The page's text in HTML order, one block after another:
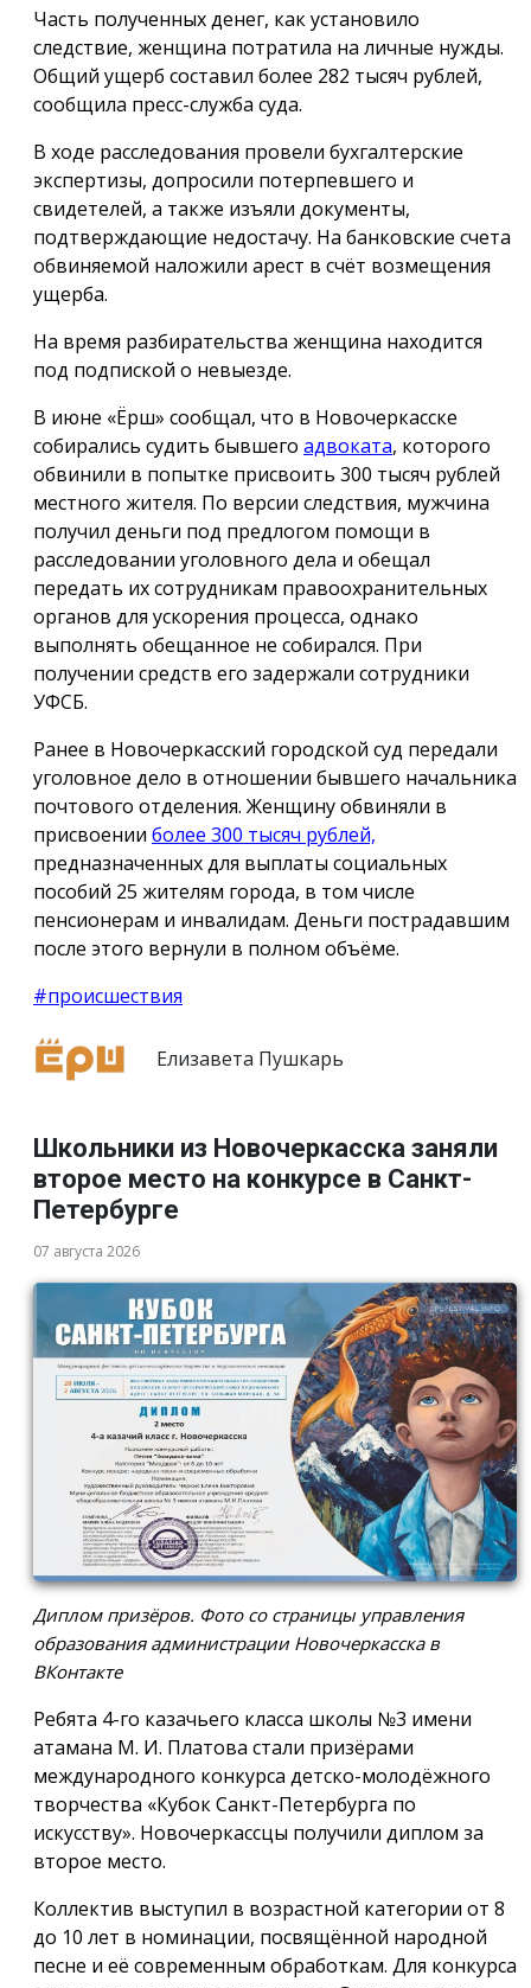
Часть полученных денег, как установило
следствие, женщина потратила на личные нужды.
Общий ущерб составил более 282 тысяч рублей,
сообщила пресс-служба суда.
В ходе расследования провели бухгалтерские
экспертизы, допросили потерпевшего и
свидетелей, а также изъяли документы,
подтверждающие недостачу. На банковские счета
обвиняемой наложили арест в счёт возмещения
ущерба.
На время разбирательства женщина находится
под подпиской о невыезде.
В июне «Ёрш» сообщал, что в Новочеркасске
собирались судить бывшего адвоката, которого
обвинили в попытке присвоить 300 тысяч рублей
местного жителя. По версии следствия, мужчина
получил деньги под предлогом помощи в
расследовании уголовного дела и обещал
передать их сотрудникам правоохранительных
органов для ускорения процесса, однако
выполнять обещанное не собирался. При
получении средств его задержали сотрудники
УФСБ.
Ранее в Новочеркасский городской суд передали
уголовное дело в отношении бывшего начальника
почтового отделения. Женщину обвиняли в
присвоении более 300 тысяч рублей,
предназначенных для выплаты социальных
пособий 25 жителям города, в том числе
пенсионерам и инвалидам. Деньги пострадавшим
после этого вернули в полном объёме.
#происшествия
Елизавета Пушкарь
Школьники из Новочеркасска заняли
второе место на конкурсе в Санкт-
Петербурге
07 августа 2026
Диплом призёров. Фото со страницы управления
образования администрации Новочеркасска в
ВКонтакте
Ребята 4-го казачьего класса школы №3 имени
атамана М. И. Платова стали призёрами
международного конкурса детско-молодёжного
творчества «Кубок Санкт-Петербурга по
искусству». Новочеркассцы получили диплом за
второе место.
Коллектив выступил в возрастной категории от 8
до 10 лет в номинации, посвящённой народной
песне и её современным обработкам. Для конкурса